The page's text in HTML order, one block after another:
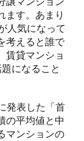
ます。あまり
人気になって
考えると誰で
賃貸マンショ
になること
発表した「首
の平均値と中
マンションの